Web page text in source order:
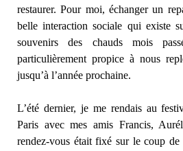
restaurer. Pour moi, échanger un
belle interaction sociale qui existe
souvenirs des chauds mois
particulièrement propice à nous
jusqu’à l’année prochaine.
L’été dernier, je me rendais au
Paris avec mes amis Francis,
rendez-vous était fixé sur le coup de